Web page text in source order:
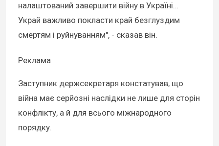
налаштований завершити війну в Україні…
Украй важливо покласти край безглуздим
смертям і руйнуванням", - сказав він.
Реклама
Заступник держсекретаря констатував, що
війна має серйозні наслідки не лише для сторін
конфлікту, а й для всього міжнародного
порядку.